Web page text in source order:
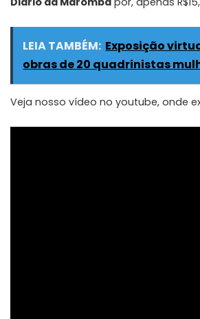
LEIA TAMBÉM: Exposição
obras de 20 quadrinistas
Veja nosso vídeo no youtube, onde